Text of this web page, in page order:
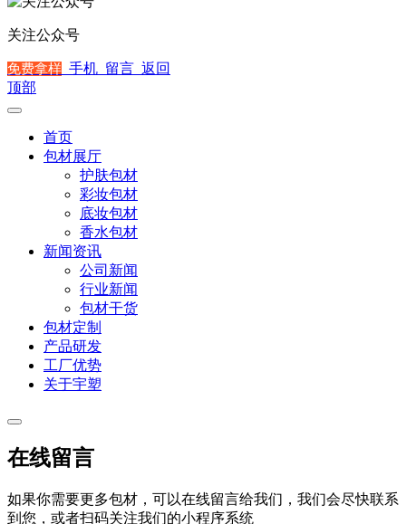
关注公众号
免费拿样 手机 留言 返回
顶部
首页
包材展厅
护肤包材
彩妆包材
底妆包材
香水包材
新闻资讯
公司新闻
行业新闻
包材干货
包材定制
产品研发
工厂优势
关于宇塑
在线留言
如果你需要更多包材，可以在线留言给我们，我们会尽快联系
到您，或者扫码关注我们的小程序系统